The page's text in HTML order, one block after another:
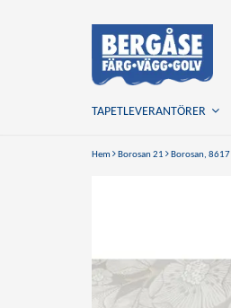
Hem Borosan 21 Borosan, 8617
TAPETLEVERANTÖRER